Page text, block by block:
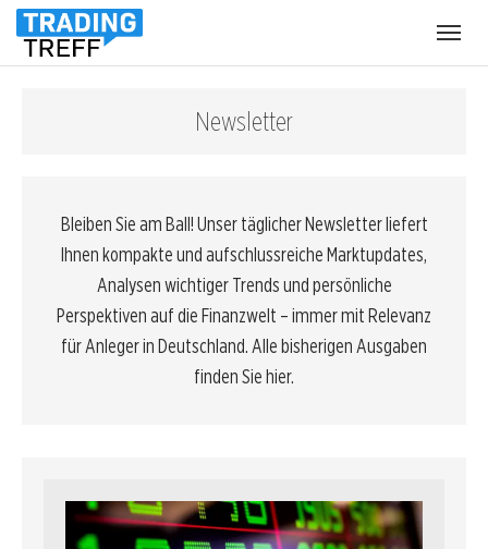
Newsletter
Bleiben Sie am Ball! Unser täglicher Newsletter liefert
Ihnen kompakte und aufschlussreiche Marktupdates,
Analysen wichtiger Trends und persönliche
Perspektiven auf die Finanzwelt – immer mit Relevanz
für Anleger in Deutschland. Alle bisherigen Ausgaben
finden Sie hier.